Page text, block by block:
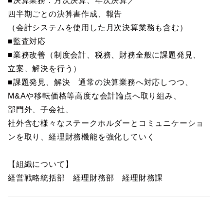
四半期ごとの決算書作成、報告
（会計システムを使用した月次決算業務も含む）
■監査対応
■業務改善（制度会計、税務、財務全般に課題発見、
立案、解決を行う）
■課題発見、解決 通常の決算業務へ対応しつつ、
M&Aや移転価格等高度な会計論点へ取り組み、
部門外、子会社、
社外含む様々なステークホルダーとコミュニケーショ
ンを取り、経理財務機能を強化していく
【組織について】
経営戦略統括部 経理財務部 経理財務課